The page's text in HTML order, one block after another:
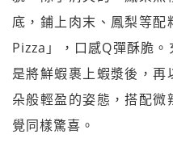
底，鋪上肉末、鳳梨等
Pizza」，口感Q彈酥脆
是將鮮蝦裹上蝦漿後，
朵般輕盈的姿態，搭配
覺同樣驚喜。